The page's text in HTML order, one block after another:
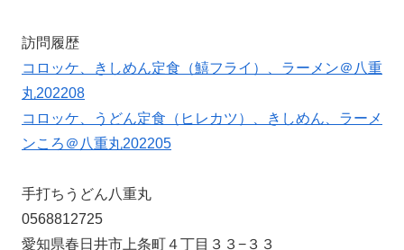
訪問履歴
コロッケ、きしめん定食（鱚フライ）、ラーメン＠八重
丸202208
コロッケ、うどん定食（ヒレカツ）、きしめん、ラーメ
ンころ＠八重丸202205
手打ちうどん八重丸
0568812725
愛知県春日井市上条町４丁目３３−３３